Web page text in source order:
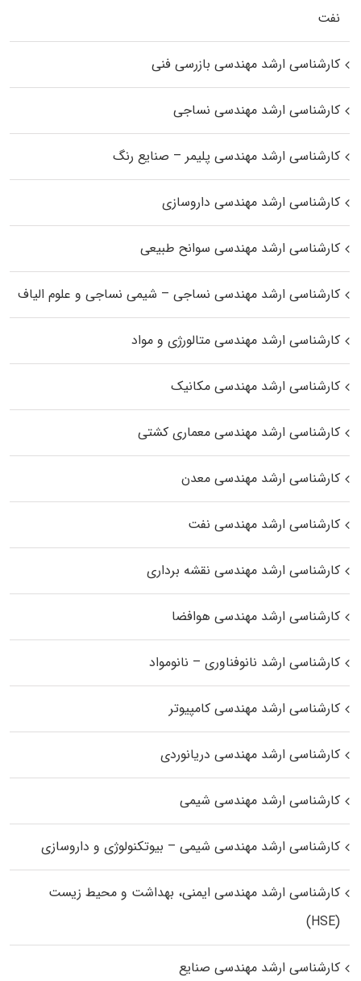
نفت
کارشناسی ارشد مهندسی بازرسی فنی
کارشناسی ارشد مهندسی نساجی
کارشناسی ارشد مهندسی پلیمر – صنایع رنگ
کارشناسی ارشد مهندسی داروسازی
کارشناسی ارشد مهندسی سوانح طبیعی
کارشناسی ارشد مهندسی نساجی – شیمی نساجی و علوم الیاف
کارشناسی ارشد مهندسی متالورژی و مواد
کارشناسی ارشد مهندسی مکانیک
کارشناسی ارشد مهندسی معماری کشتی
کارشناسی ارشد مهندسی معدن
کارشناسی ارشد مهندسی نفت
کارشناسی ارشد مهندسی نقشه برداری
کارشناسی ارشد مهندسی هوافضا
کارشناسی ارشد نانوفناوری – نانومواد
کارشناسی ارشد مهندسی کامپیوتر
کارشناسی ارشد مهندسی دریانوردی
کارشناسی ارشد مهندسی شیمی
کارشناسی ارشد مهندسی شیمی – بیوتکنولوژی و داروسازی
کارشناسی ارشد مهندسی ایمنی، بهداشت و محیط زیست
(HSE)
کارشناسی ارشد مهندسی صنایع